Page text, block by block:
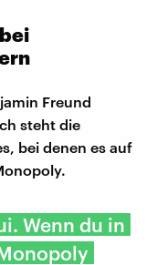
Freund
steht die
bei denen es auf
Wenn du in